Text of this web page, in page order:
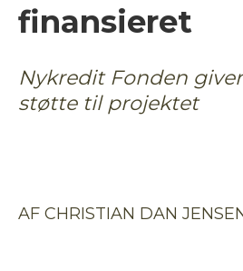
finansieret
Nykredit Fonden
støtte til projektet
AF CHRISTIAN DAN